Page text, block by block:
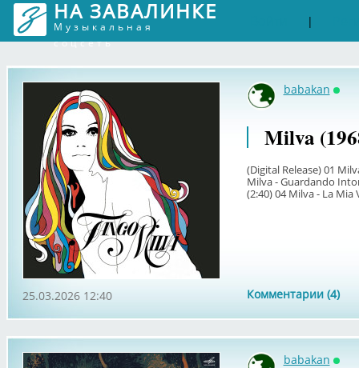
НА ЗАВАЛИНКЕ
Музыкальная
соцсеть
|
babakan
Milva
(Digital Release) 01
Milva - Guardando
(2:40) 04 Milva - La Mia
Комментарии (4)
25.03.2026 12:40
babakan